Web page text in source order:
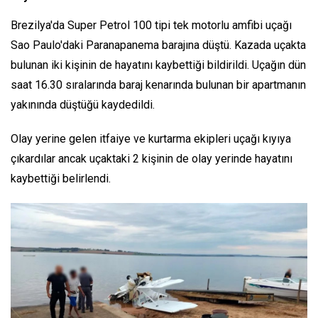
Brezilya'da Super Petrol 100 tipi tek motorlu amfibi uçağı
Sao Paulo'daki Paranapanema barajına düştü. Kazada uçakta
bulunan iki kişinin de hayatını kaybettiği bildirildi. Uçağın dün
saat 16.30 sıralarında baraj kenarında bulunan bir apartmanın
yakınında düştüğü kaydedildi.
Olay yerine gelen itfaiye ve kurtarma ekipleri uçağı kıyıya
çıkardılar ancak uçaktaki 2 kişinin de olay yerinde hayatını
kaybettiği belirlendi.